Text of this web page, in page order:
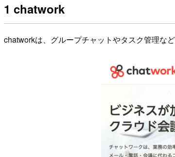
1 chatwork
chatworkは、グループチャットやタスク管理な